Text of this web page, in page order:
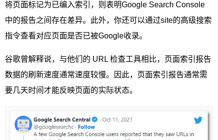
将页面标记为已编入索引，则表明Google Search Console
中的报告之间存在差异。此外，你还可以通过site的高级搜索
指令查看对应页面是否已被Google收录。
谷歌曾解释说，与他们的 URL 检查工具相比，页面索引报告
数据的刷新速度通常速度较慢。因此，页面索引报告通常需
要几天时间才能反映页面的实际状态。